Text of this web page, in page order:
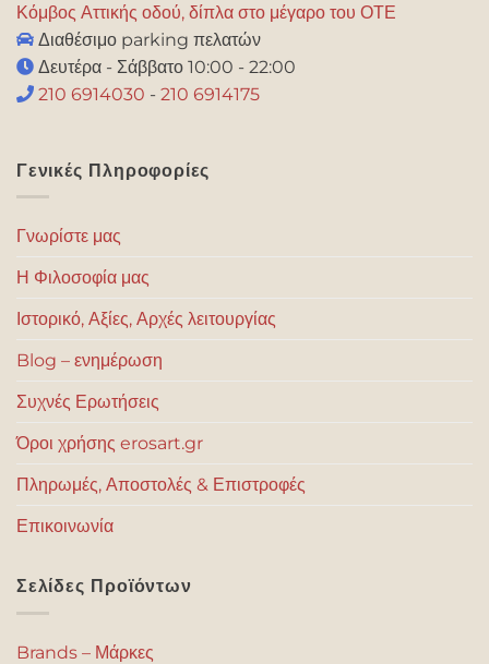
Κόμβος Αττικής οδού, δίπλα στο μέγαρο του ΟΤΕ
Διαθέσιμο parking πελατών
Δευτέρα - Σάββατο 10:00 - 22:00
210 6914030 - 210 6914175
Γενικές Πληροφορίες
Γνωρίστε μας
Η Φιλοσοφία μας
Ιστορικό, Αξίες, Αρχές λειτουργίας
Blog – ενημέρωση
Συχνές Ερωτήσεις
Όροι χρήσης erosart.gr
Πληρωμές, Αποστολές & Επιστροφές
Επικοινωνία
Σελίδες Προϊόντων
Brands – Μάρκες